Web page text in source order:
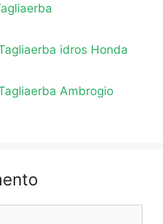
idros Honda
Ambrogio